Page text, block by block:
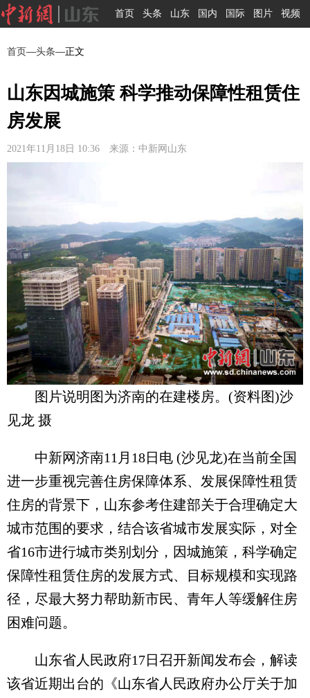
首页 头条 山东 国内 国际 图片 视频
首页—头条—正文
山东因城施策 科学推动保障性租赁住
房发展
2021年11月18日 10:36 来源：中新网山东
图片说明图为济南的在建楼房。(资料图)沙
见龙 摄
中新网济南11月18日电 (沙见龙)在当前全国
进一步重视完善住房保障体系、发展保障性租赁
住房的背景下，山东参考住建部关于合理确定大
城市范围的要求，结合该省城市发展实际，对全
省16市进行城市类别划分，因城施策，科学确定
保障性租赁住房的发展方式、目标规模和实现路
径，尽最大努力帮助新市民、青年人等缓解住房
困难问题。
山东省人民政府17日召开新闻发布会，解读
该省近期出台的《山东省人民政府办公厅关于加